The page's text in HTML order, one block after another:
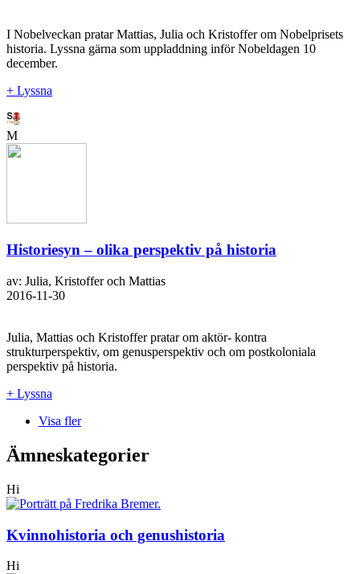
I Nobelveckan pratar Mattias, Julia och Kristoffer om Nobelprisets
historia. Lyssna gärna som uppladdning inför Nobeldagen 10
december.
+ Lyssna
M
Historiesyn – olika perspektiv på historia
av: Julia, Kristoffer och Mattias
2016-11-30
Julia, Mattias och Kristoffer pratar om aktör- kontra
strukturperspektiv, om genusperspektiv och om postkoloniala
perspektiv på historia.
+ Lyssna
Visa fler
Ämneskategorier
Hi
Kvinnohistoria och genushistoria
Hi